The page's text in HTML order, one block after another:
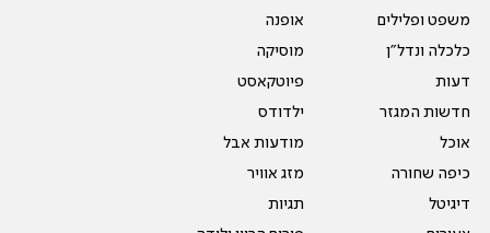
משפט ופלילים
כלכלה ונדל"ן
דעות
חדשות המגזר
אוכל
כיפה שחורה
דיגיטל
אופנה
מוסיקה
פיוטקאסט
ילדודס
מודעות אבל
מזג אוויר
תגיות